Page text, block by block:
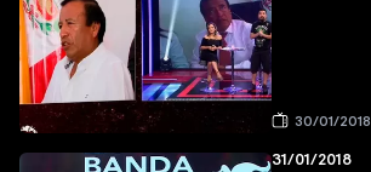
30/01/2018
31/01/2018